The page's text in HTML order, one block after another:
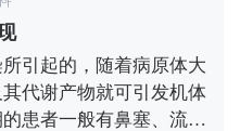
引起的，随着病原体大
代谢产物就可引发机体
患者一般有鼻塞、流